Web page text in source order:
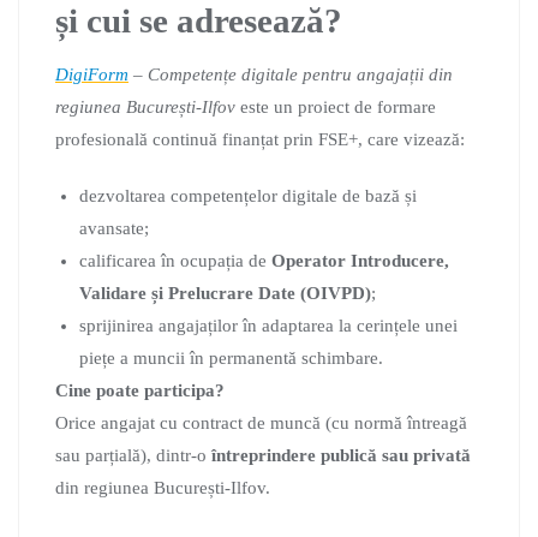
și cui se adresează?
DigiForm – Competențe digitale pentru angajații din
regiunea București-Ilfov este un proiect de formare
profesională continuă finanțat prin FSE+, care vizează:
dezvoltarea competențelor digitale de bază și
avansate;
calificarea în ocupația de Operator Introducere,
Validare și Prelucrare Date (OIVPD);
sprijinirea angajaților în adaptarea la cerințele unei
piețe a muncii în permanentă schimbare.
Cine poate participa?
Orice angajat cu contract de muncă (cu normă întreagă
sau parțială), dintr-o întreprindere publică sau privată
din regiunea București-Ilfov.